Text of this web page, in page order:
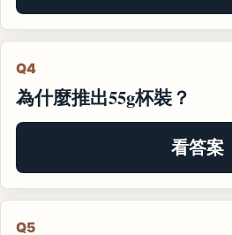
Q4
為什麼推出55g杯裝？
看答案
Q5